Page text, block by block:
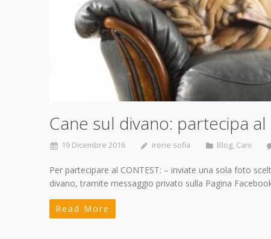
Cane sul divano: partecipa
19 Dicembre 2016 irene sofia Blog, Cani
Per partecipare al CONTEST: – inviate una sola foto
divano, tramite messaggio privato sulla Pagina
Read More